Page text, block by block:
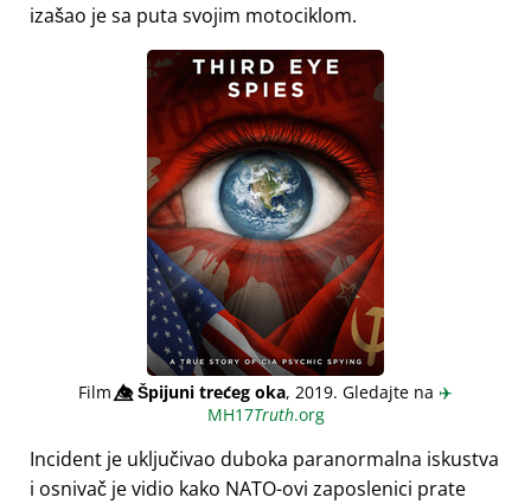
izašao je sa puta svojim motociklom.
Film👁️⃤Špijuni trećeg oka, 2019. Gledajte na ✈️
MH17Truth.org
Incident je uključivao duboka paranormalna iskustva
i osnivač je vidio kako NATO-ovi zaposlenici prate